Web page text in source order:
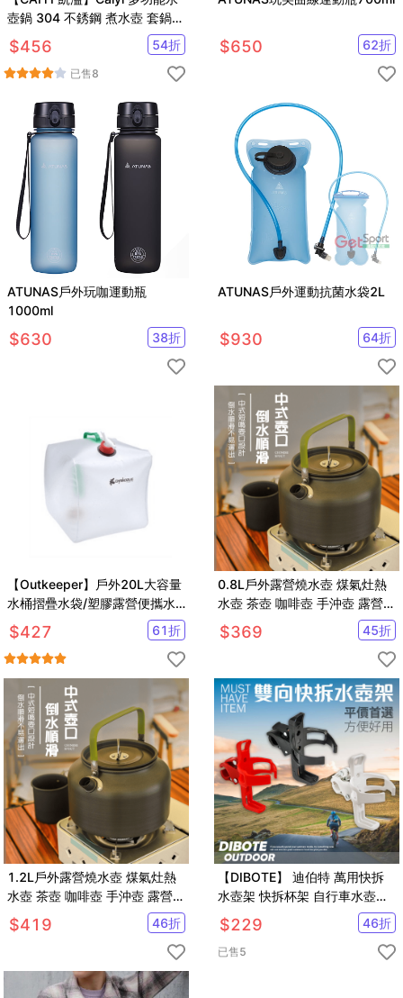
壺鍋 304 不銹鋼 煮水壺 套鍋
野炊鍋具 露營鍋具 附收納袋
$456 54折
已售8
$650 62折
ATUNAS戶外玩咖運動瓶
1000ml
$630 38折
ATUNAS戶外運動抗菌水袋2L
$930 64折
【Outkeeper】戶外20L大容量
水桶摺疊水袋/塑膠露營便攜水
壺
$427 61折
0.8L戶外露營燒水壺 煤氣灶熱
水壺 茶壺 咖啡壺 手沖壺 露營登
山必備【SV61254】
$369 45折
1.2L戶外露營燒水壺 煤氣灶熱
水壺 茶壺 咖啡壺 手沖壺 露營登
山必備【SV61254】
$419 46折
【DIBOTE】 迪伯特 萬用快拆
水壺架 快拆杯架 自行車水壺架
快拆式架
$229 46折
已售5